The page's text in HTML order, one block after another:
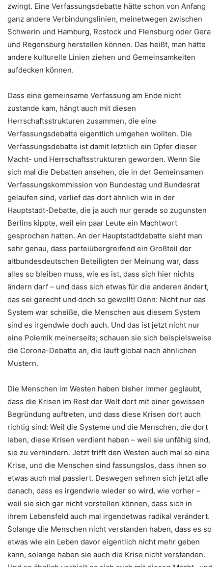
zwingt. Eine Verfassungsdebatte hätte schon von Anfang
ganz andere Verbindungslinien, meinetwegen zwischen
Schwerin und Hamburg, Rostock und Flensburg oder Gera
und Regensburg herstellen können. Das heißt, man hätte
andere kulturelle Linien ziehen und Gemeinsamkeiten
aufdecken können.
Dass eine gemeinsame Verfassung am Ende nicht
zustande kam, hängt auch mit diesen
Herrschaftsstrukturen zusammen, die eine
Verfassungsdebatte eigentlich umgehen wollten. Die
Verfassungsdebatte ist damit letztlich ein Opfer dieser
Macht- und Herrschaftsstrukturen geworden. Wenn Sie
sich mal die Debatten ansehen, die in der Gemeinsamen
Verfassungskommission von Bundestag und Bundesrat
gelaufen sind, verlief das dort ähnlich wie in der
Hauptstadt-Debatte, die ja auch nur gerade so zugunsten
Berlins kippte, weil ein paar Leute ein Machtwort
gesprochen hatten. An der Hauptstadtdebatte sieht man
sehr genau, dass parteiübergreifend ein Großteil der
altbundesdeutschen Beteiligten der Meinung war, dass
alles so bleiben muss, wie es ist, dass sich hier nichts
ändern darf – und dass sich etwas für die anderen ändert,
das sei gerecht und doch so gewollt! Denn: Nicht nur das
System war scheiße, die Menschen aus diesem System
sind es irgendwie doch auch. Und das ist jetzt nicht nur
eine Polemik meinerseits; schauen sie sich beispielsweise
die Corona-Debatte an, die läuft global nach ähnlichen
Mustern.
Die Menschen im Westen haben bisher immer geglaubt,
dass die Krisen im Rest der Welt dort mit einer gewissen
Begründung auftreten, und dass diese Krisen dort auch
richtig sind: Weil die Systeme und die Menschen, die dort
leben, diese Krisen verdient haben – weil sie unfähig sind,
sie zu verhindern. Jetzt trifft den Westen auch mal so eine
Krise, und die Menschen sind fassungslos, dass ihnen so
etwas auch mal passiert. Deswegen sehnen sich jetzt alle
danach, dass es irgendwie wieder so wird, wie vorher –
weil sie sich gar nicht vorstellen können, dass sich in
ihrem Lebensfeld auch mal irgendetwas radikal verändert.
Solange die Menschen nicht verstanden haben, dass es so
etwas wie ein Leben davor eigentlich nicht mehr geben
kann, solange haben sie auch die Krise nicht verstanden.